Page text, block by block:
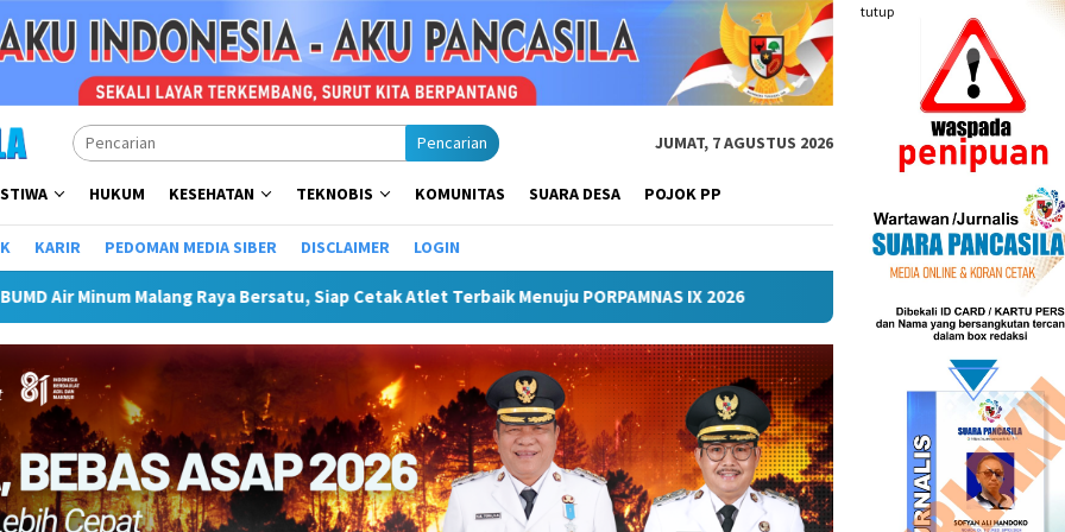
tutup
Pencarian JUMAT, 7 AGUSTUS 2026
HUKUM KESEHATAN TEKNOBIS KOMUNITAS SUARA DESA POJOK PP
KARIR PEDOMAN MEDIA SIBER DISCLAIMER LOGIN
Bersatu, Siap Cetak Atlet Terbaik Menuju PORPAMNAS IX 2026 Lomba Turnamen Mini Soccer Antar Organisasi